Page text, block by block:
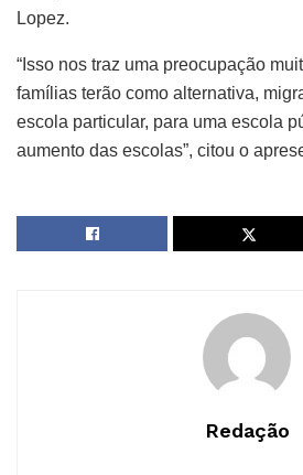
Lopez.
“Isso nos traz uma preocupação
famílias terão como alternativa,
escola particular, para uma escola
aumento das escolas”, citou o
Redação